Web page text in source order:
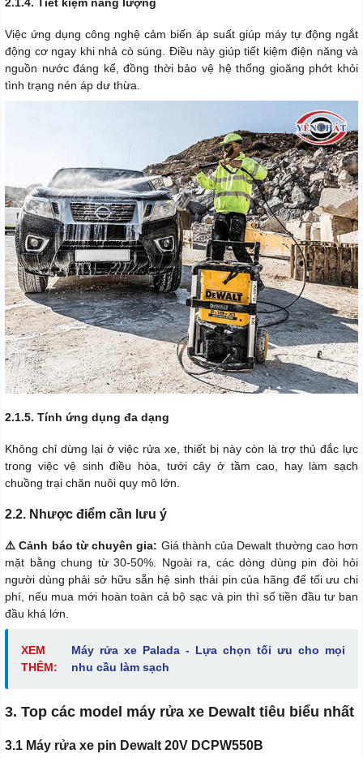
Việc ứng dụng công nghệ cảm biến áp suất giúp máy tự động ngắt
động cơ ngay khi nhả cò súng. Điều này giúp tiết kiệm điện năng và
nguồn nước đáng kể, đồng thời bảo vệ hệ thống gioăng phớt khỏi
tình trạng nén áp dư thừa.
2.1.5. Tính ứng dụng đa dạng
Không chỉ dừng lại ở việc rửa xe, thiết bị này còn là trợ thủ đắc lực
trong việc vệ sinh điều hòa, tưới cây ở tầm cao, hay làm sạch
chuồng trại chăn nuôi quy mô lớn.
2.2. Nhược điểm cần lưu ý
⚠️ Cảnh báo từ chuyên gia: Giá thành của Dewalt thường cao hơn
mặt bằng chung từ 30-50%. Ngoài ra, các dòng dùng pin đòi hỏi
người dùng phải sở hữu sẵn hệ sinh thái pin của hãng để tối ưu chi
phí, nếu mua mới hoàn toàn cả bộ sạc và pin thì số tiền đầu tư ban
đầu khá lớn.
XEM
THÊM:
Máy rửa xe Palada - Lựa chọn tối ưu cho mọi
nhu cầu làm sạch
3. Top các model máy rửa xe Dewalt tiêu biểu nhất
3.1 Máy rửa xe pin Dewalt 20V DCPW550B